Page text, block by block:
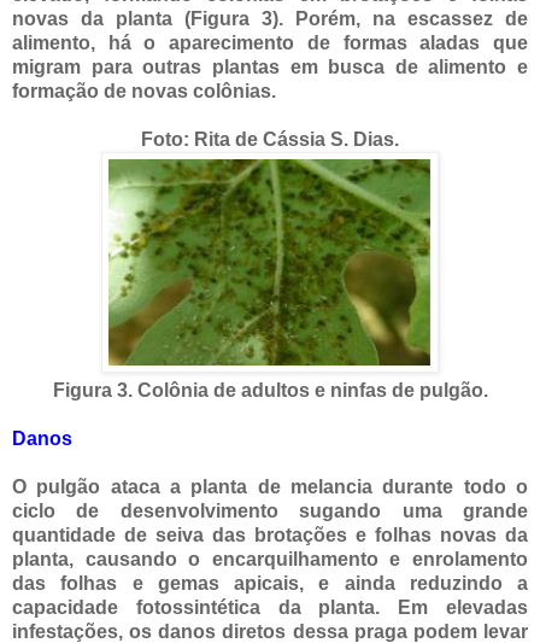
novas da planta (Figura 3). Porém, na escassez de
alimento, há o aparecimento de formas aladas que
migram para outras plantas em busca de alimento e
formação de novas colônias.
Foto: Rita de Cássia S. Dias.
Figura 3. Colônia de adultos e ninfas de pulgão.
Danos
O pulgão ataca a planta de melancia durante todo o
ciclo de desenvolvimento sugando uma grande
quantidade de seiva das brotações e folhas novas da
planta, causando o encarquilhamento e enrolamento
das folhas e gemas apicais, e ainda reduzindo a
capacidade fotossintética da planta. Em elevadas
infestações, os danos diretos dessa praga podem levar